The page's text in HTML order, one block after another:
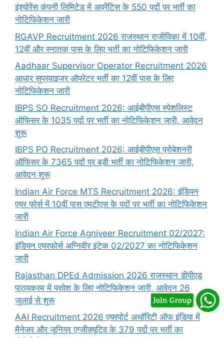
इंश्योरेंस कंपनी लिमिटेड में अप्रेंटिस के 550 पदों पर भर्ती का
नोटिफिकेशन जारी
RGAVP Recruitment 2026 राजस्थान राजीविका में 10वीं,
12वीं और स्नातक पास के लिए भर्ती का नोटिफिकेशन जारी
Aadhaar Supervisor Operator Recruitment 2026
आधार सुपरवाइजर ऑपरेटर भर्ती का 12वीं पास के लिए
नोटिफिकेशन जारी
IBPS SO Recruitment 2026: आईबीपीएस स्पेशलिस्ट
ऑफिसर के 1035 पदों पर भर्ती का नोटिफिकेशन जारी, आवेदन
शुरू
IBPS PO Recruitment 2026: आईबीपीएस प्रोबेशनरी
ऑफिसर के 7365 पदों पर बड़ी भर्ती का नोटिफिकेशन जारी,
आवेदन शुरू
Indian Air Force MTS Recruitment 2026: इंडियन
एयर फोर्स में 10वीं पास एमटीएस के पदों पर भर्ती का नोटिफिकेशन
जारी
Indian Air Force Agniveer Recruitment 02/2027:
इंडियन एयरफोर्स अग्निवीर इंटेक 02/2027 का नोटिफिकेशन
जारी
Rajasthan DPEd Admission 2026 राजस्थान डीपीएड
पाठ्यक्रम में प्रवेश के लिए नोटिफिकेशन जारी, आवेदन 26
जुलाई से शुरू
AAI Recruitment 2026 एयरपोर्ट अथॉरिटी ऑफ इंडिया में
मैनेजर और जूनियर एग्जीक्यूटिव के 379 पदों पर भर्ती का